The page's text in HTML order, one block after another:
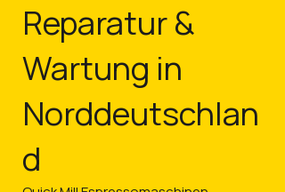
Reparatur &
Wartung in
Norddeutschlan
d